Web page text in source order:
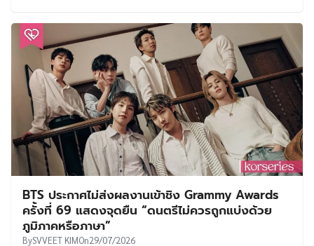
BTS ประกาศไม่ส่งผลงานเข้าชิง Grammy Awards
ครั้งที่ 69 แสดงจุดยืน “ดนตรีไม่ควรถูกแบ่งด้วย
ภูมิภาคหรือภาษา”
BySVVEET KIMOn29/07/2026